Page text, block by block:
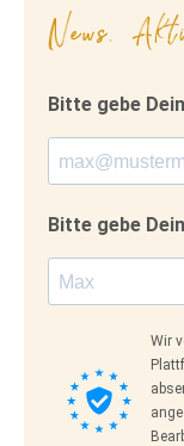
News,
Bitte gebe
Bitte gebe
Wir